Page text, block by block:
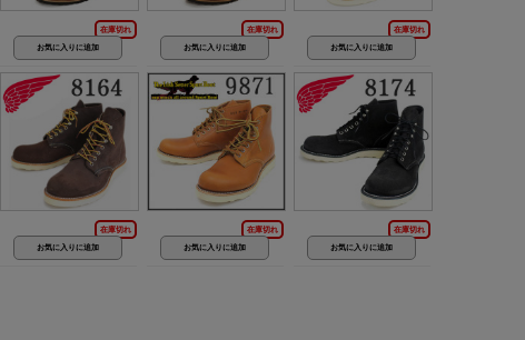
在庫切れ 在庫切れ 在庫切れ
在庫切れ 在庫切れ 在庫切れ